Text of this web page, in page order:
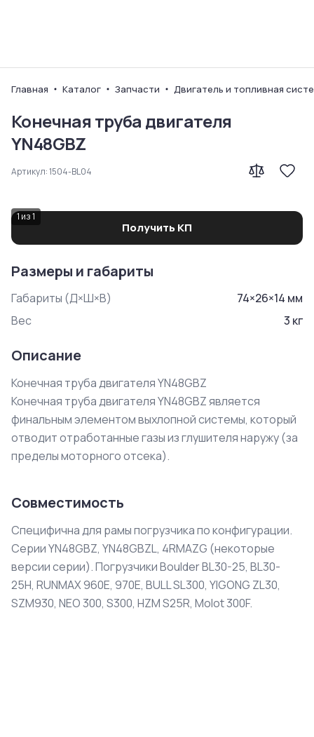
Главная Каталог Запчасти Двигатель и топливная
Конечная труба двигателя
YN48GBZ
Артикул:1504-BL04
1 из1
Получить КП
Размеры и габариты
Габариты (Д×Ш×В) 74×26×14 мм
Вес
3 кг
Описание
Конечная труба двигателя YN48GBZ
Конечная труба двигателя YN48GBZ является
финальным элементом выхлопной системы, который
отводит отработанные газы из глушителя наружу (за
пределы моторного отсека).
Совместимость
Специфична для рамы погрузчика по конфигурации.
Серии YN48GBZ, YN48GBZL, 4RMAZG (некоторые
версии серии). Погрузчики Boulder BL30-25, BL30-
25H, RUNMAX 960E, 970E, BULL SL300, YIGONG ZL30,
SZM930, NEO 300, S300, HZM S25R, Molot 300F.